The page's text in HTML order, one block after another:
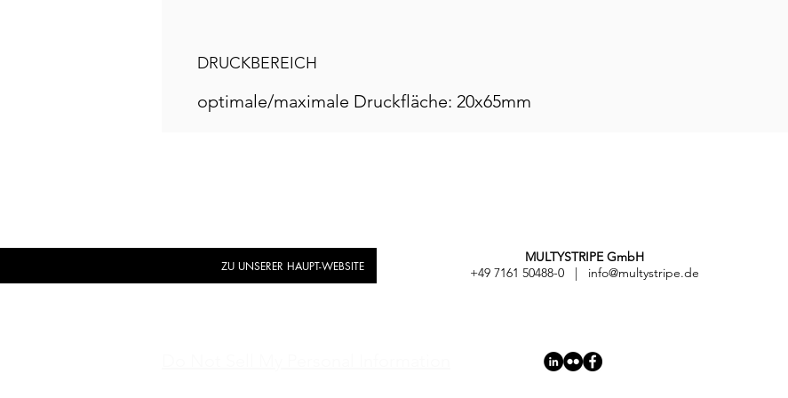
DRUCKBEREICH
optimale/maximale Druckfläche: 20x65mm
ZU UNSERER HAUPT-WEBSITE
MULTYSTRIPE GmbH
+49 7161 50488-0 | info@multystripe.de